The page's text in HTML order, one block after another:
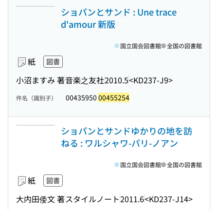
ショパンとサンド : Une trace
d'amour 新版
紙 図書
小沼ますみ 著音楽之友社2010.5<KD237-J9>
国立国会図書館 全国の図書館
件名（識別子） 00435950 00455254
ショパンとサンドゆかりの地を訪
ねる : ワルシャワ-パリ-ノアン
紙 図書
大内田倭文 著スタイルノート2011.6<KD237-J14>
国立国会図書館 全国の図書館